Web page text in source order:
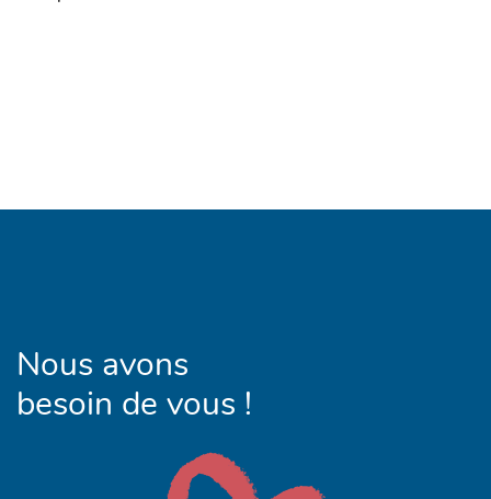
Nous avons
besoin de vous !